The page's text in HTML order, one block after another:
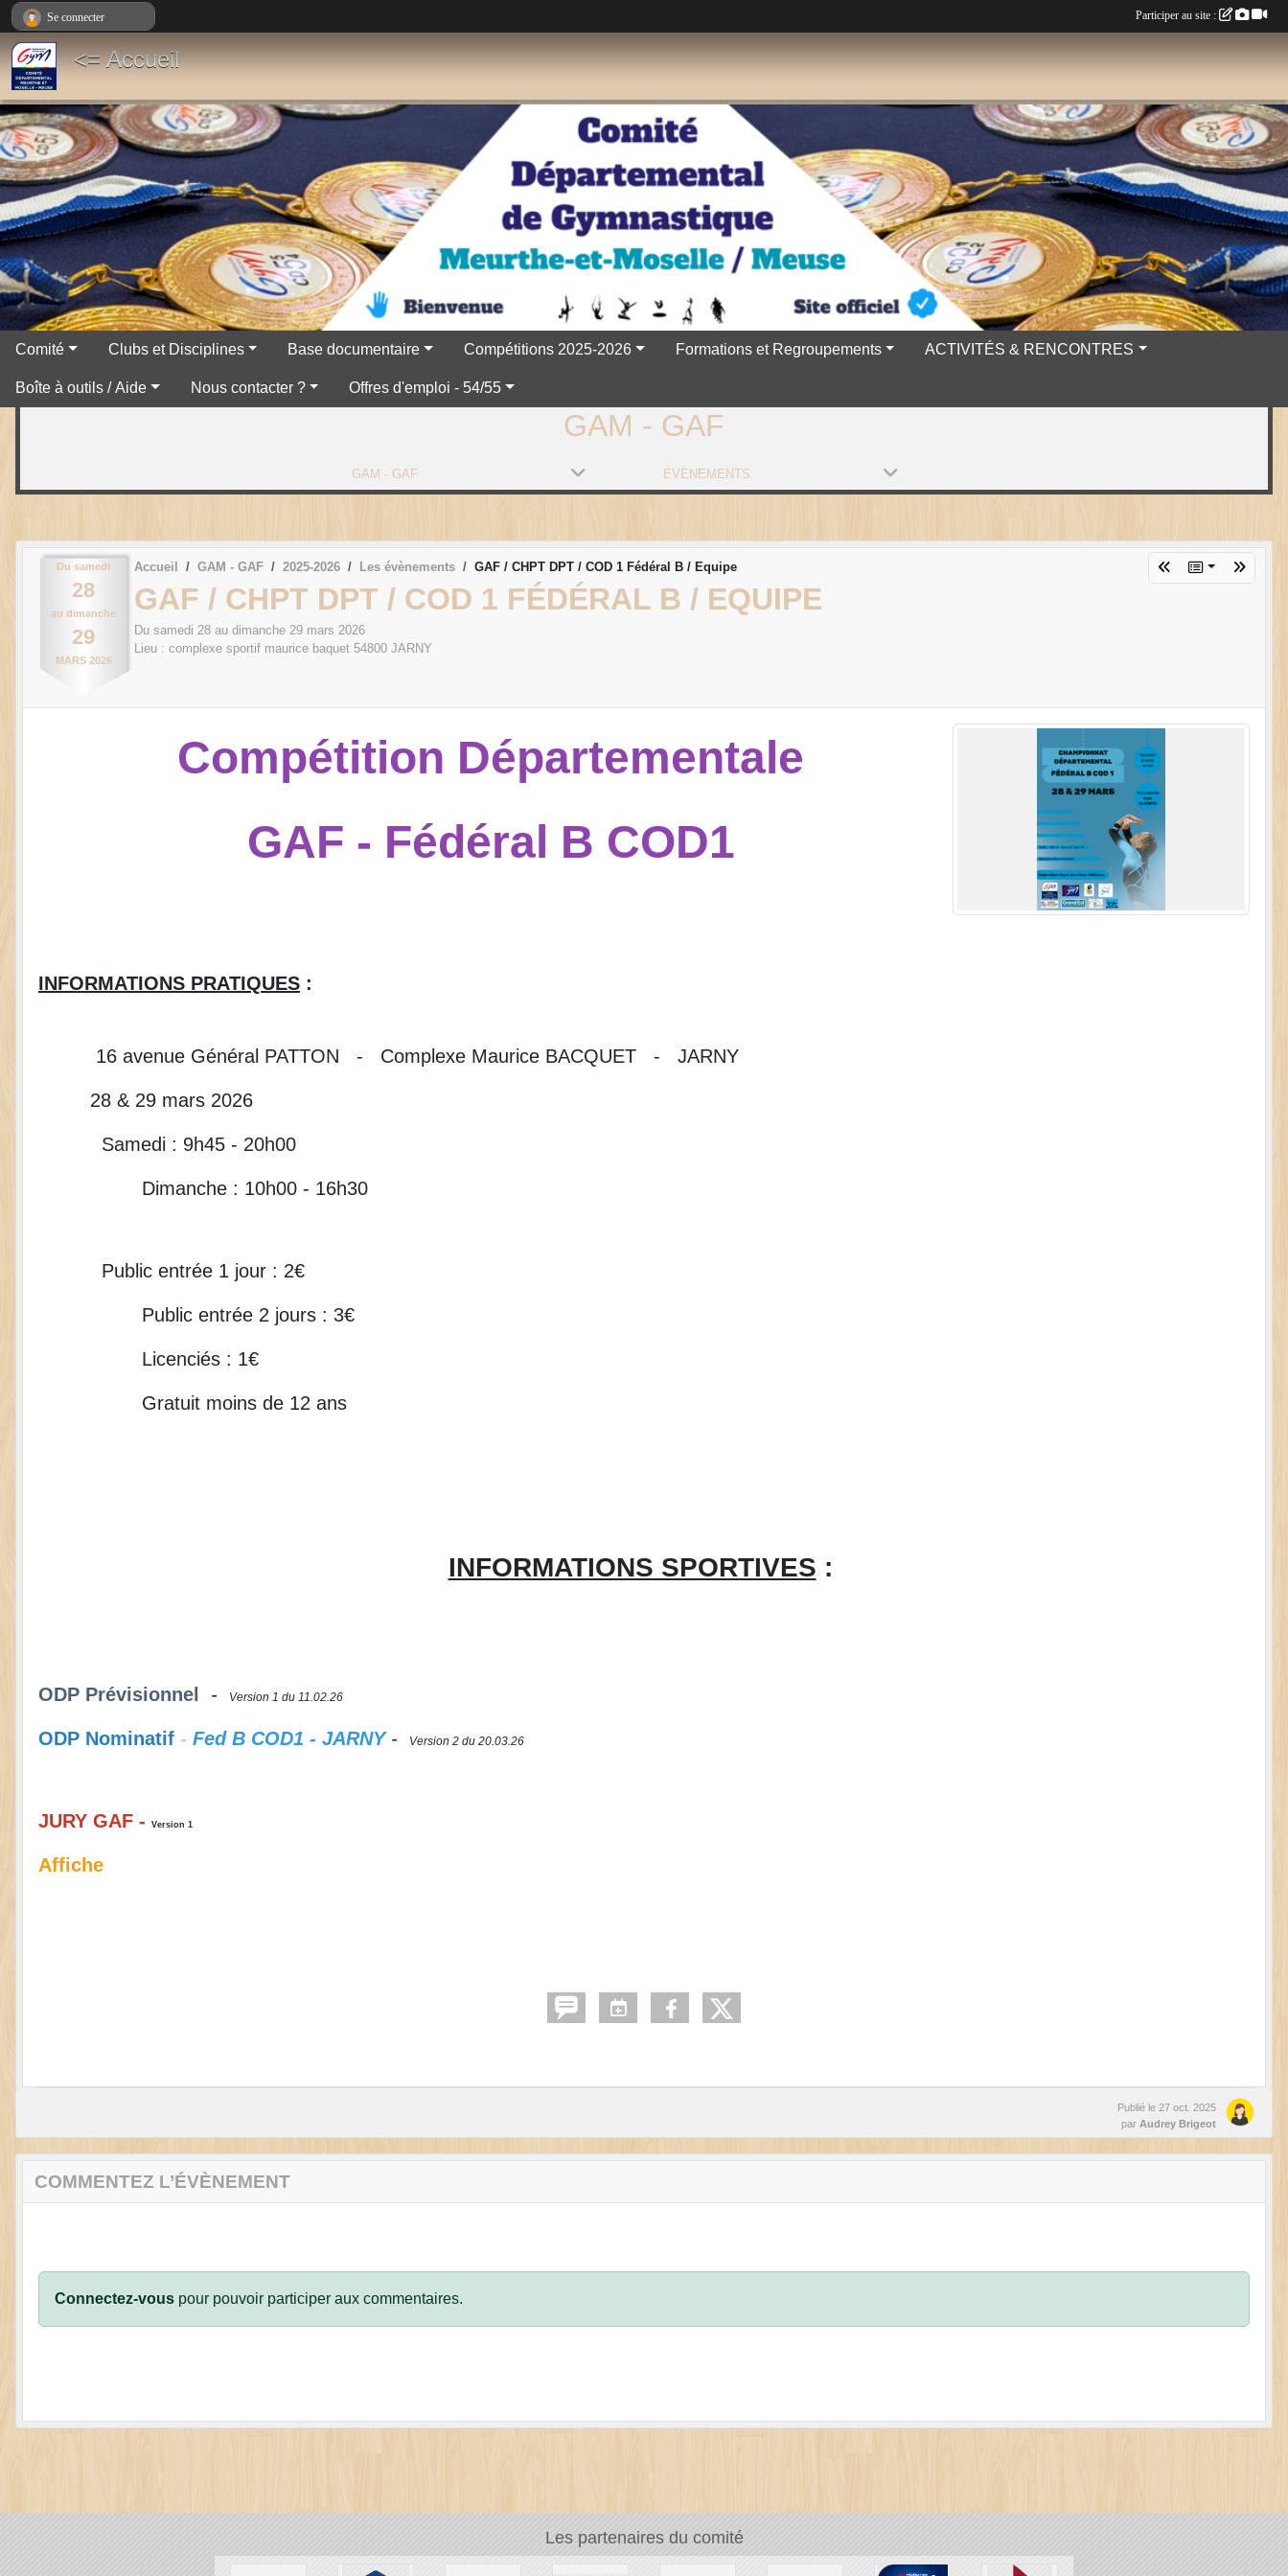
<= Accueil
Comité Clubs et Disciplines Base documentaire Compétitions 2025-2026 Formations et Regroupements ACTIVITÉS & RENCONTRES
Boîte à outils / Aide Nous contacter ? Offres d'emploi - 54/55
GAM - GAF
GAM - GAF ÉVÈNEMENTS
Du samedi
28
au dimanche
29
MARS 2026
Accueil GAM - GAF 2025-2026 Les évènements GAF / CHPT DPT / COD 1 Fédéral B / Equipe
GAF / CHPT DPT / COD 1 FÉDÉRAL B / EQUIPE
Du samedi 28 au dimanche 29 mars 2026
Lieu : complexe sportif maurice baquet 54800 JARNY
Compétition Départementale
GAF - Fédéral B COD1
INFORMATIONS PRATIQUES :
16 avenue Général PATTON - Complexe Maurice BACQUET - JARNY
28 & 29 mars 2026
Samedi : 9h45 - 20h00
Dimanche : 10h00 - 16h30
Public entrée 1 jour : 2€
Public entrée 2 jours : 3€
Licenciés : 1€
Gratuit moins de 12 ans
INFORMATIONS SPORTIVES :
ODP Prévisionnel - Version 1 du 11.02.26
ODP Nominatif - Fed B COD1 - JARNY - Version 2 du 20.03.26
JURY GAF - Version 1
Affiche
Publié le 27 oct. 2025
par Audrey Brigeot
COMMENTEZ L’ÉVÈNEMENT
Connectez-vous pour pouvoir participer aux commentaires.
Les partenaires du comité
Se connecter Participer au site :
Panneau de gestion des cookies